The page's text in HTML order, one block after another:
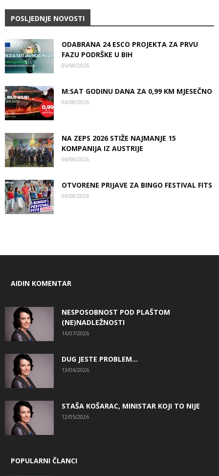
POSLJEDNJE NOVOSTI
ODABRANA 24 ESCO PROJEKTA ZA PRVU
FAZU PODRŠKE U BIH
06/08/2026
M:SAT GODINU DANA ZA 0,99 KM MJESEČNO
06/08/2026
NA ZEPS 2026 STIŽE NAJMANJE 15
KOMPANIJA IZ AUSTRIJE
06/08/2026
OTVORENE PRIJAVE ZA BINGO FESTIVAL FITS
06/08/2026
AIDIN KOMENTAR
NESPOSOBNOST POD PLAŠTOM
(NE)NADLEŽNOSTI
16/07/2026
DUG JESTE PROBLEM…
13/06/2026
STAŠA KOŠARAC, MINISTAR KOJI TO NIJE
12/05/2026
POPULARNI ČLANCI